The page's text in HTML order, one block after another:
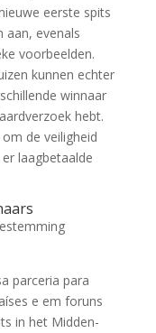
eerste spits
aan, evenals
voorbeelden.
kunnen echter
winnaar
hebt.
de veiligheid
laagbetaalde
parceria para
e em foruns
in het Midden-